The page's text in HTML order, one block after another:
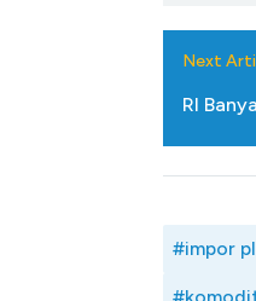
Next
RI
#impor